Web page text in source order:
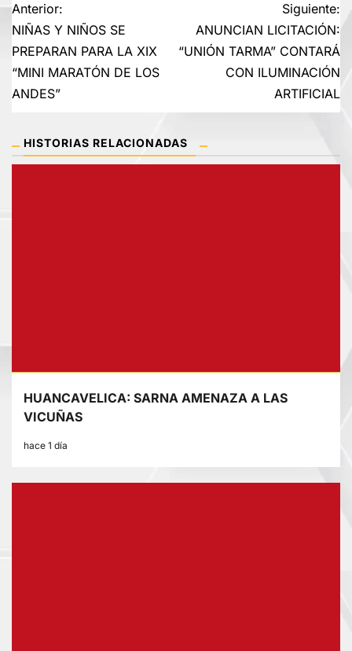
Navegación
de
entradas
Anterior:
NIÑAS Y NIÑOS SE
PREPARAN PARA LA XIX
“MINI MARATÓN DE LOS
ANDES”
Siguiente:
ANUNCIAN LICITACIÓN:
“UNIÓN TARMA” CONTARÁ
CON ILUMINACIÓN
ARTIFICIAL
HISTORIAS RELACIONADAS
HUANCAVELICA: SARNA AMENAZA A LAS
VICUÑAS
hace 1 día